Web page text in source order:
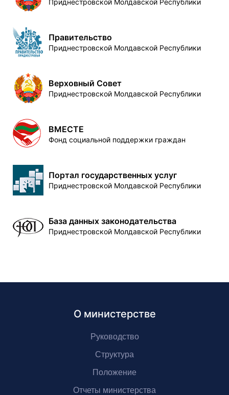
Приднестровской Молдавской Республики
Правительство
Приднестровской Молдавской Республики
Верховный Совет
Приднестровской Молдавской Республики
ВМЕСТЕ
Фонд социальной поддержки граждан
Портал государственных услуг
Приднестровской Молдавской Республики
База данных законодательства
Приднестровской Молдавской Республики
О министерстве
Руководство
Структура
Положение
Отчеты министерства